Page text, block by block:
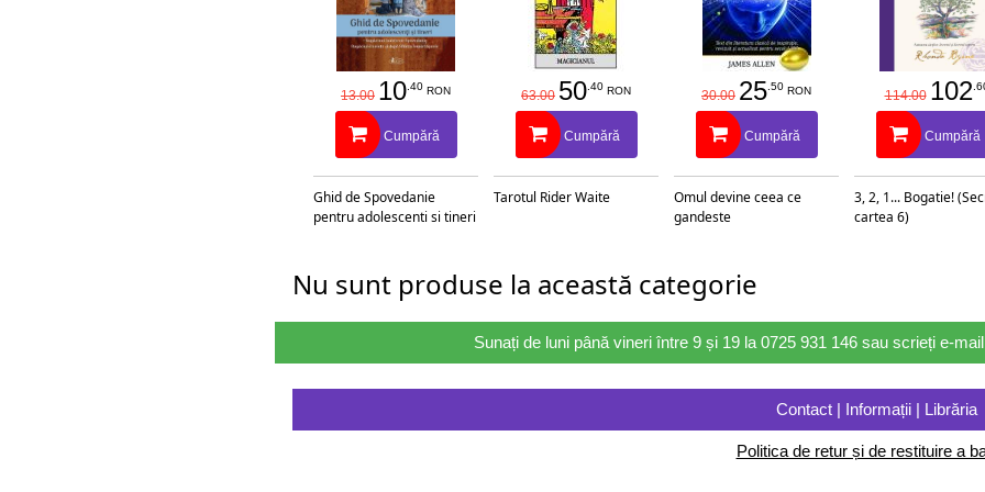
13.00 10 .40 RON
Cumpără
Ghid de Spovedanie
pentru adolescenti si tineri
63.00 50 .40 RON
Cumpără
Tarotul Rider Waite
30.00 25 .50 RON
Cumpără
Omul devine ceea ce
gandeste
114.00 102
Cumpără
3, 2, 1... Bogatie!
cartea 6)
Nu sunt produse la această categorie
Sunați de luni până vineri între 9 și 19 la 0725 931 146 sau scrieți e-
Contact | Informații | Librăria
Politica de retur și de restituire a